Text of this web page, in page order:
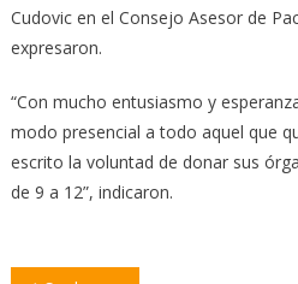
Cudovic en el Consejo Asesor de
expresaron.
“Con mucho entusiasmo y
modo presencial a todo aquel que
escrito la voluntad de donar sus
de 9 a 12”, indicaron.